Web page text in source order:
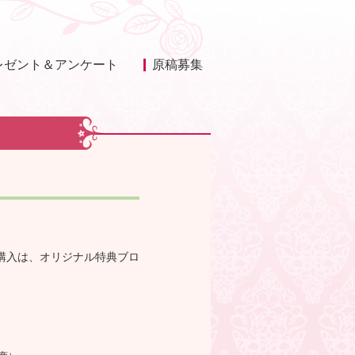
ゼント＆アンケート 原稿募集
は、オリジナル特典ブロ